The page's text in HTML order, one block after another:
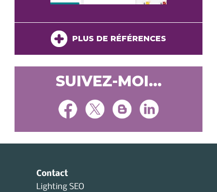
PLUS DE RÉFÉRENCES
SUIVEZ-MOI...
Contact
Lighting SEO